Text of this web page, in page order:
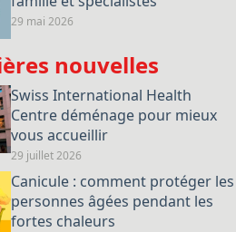
29 mai 2026
nouvelles
Swiss International Health
Centre déménage pour mieux
vous accueillir
29 juillet 2026
Canicule : comment protéger les
personnes âgées pendant les
fortes chaleurs